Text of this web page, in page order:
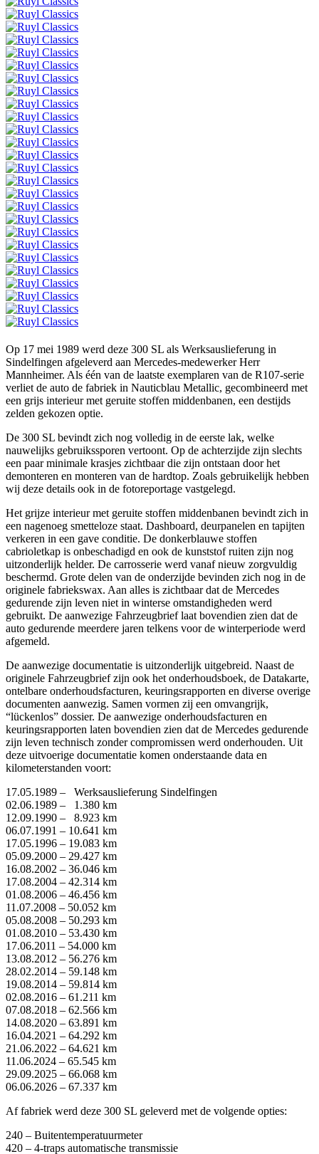
Op 17 mei 1989 werd deze 300 SL als Werksauslieferung in
Sindelfingen afgeleverd aan Mercedes-medewerker Herr
Mannheimer. Als één van de laatste exemplaren van de R107-serie
verliet de auto de fabriek in Nauticblau Metallic, gecombineerd met
een grijs interieur met geruite stoffen middenbanen, een destijds
zelden gekozen optie.
De 300 SL bevindt zich nog volledig in de eerste lak, welke
nauwelijks gebruikssporen vertoont. Op de achterzijde zijn slechts
een paar minimale krasjes zichtbaar die zijn ontstaan door het
demonteren en monteren van de hardtop. Zoals gebruikelijk hebben
wij deze details ook in de fotoreportage vastgelegd.
Het grijze interieur met geruite stoffen middenbanen bevindt zich in
een nagenoeg smetteloze staat. Dashboard, deurpanelen en tapijten
verkeren in een gave conditie. De donkerblauwe stoffen
cabrioletkap is onbeschadigd en ook de kunststof ruiten zijn nog
uitzonderlijk helder. De carrosserie werd vanaf nieuw zorgvuldig
beschermd. Grote delen van de onderzijde bevinden zich nog in de
originele fabriekswax. Aan alles is zichtbaar dat de Mercedes
gedurende zijn leven niet in winterse omstandigheden werd
gebruikt. De aanwezige Fahrzeugbrief laat bovendien zien dat de
auto gedurende meerdere jaren telkens voor de winterperiode werd
afgemeld.
De aanwezige documentatie is uitzonderlijk uitgebreid. Naast de
originele Fahrzeugbrief zijn ook het onderhoudsboek, de Datakarte,
ontelbare onderhoudsfacturen, keuringsrapporten en diverse overige
documenten aanwezig. Samen vormen zij een omvangrijk,
“lückenlos” dossier. De aanwezige onderhoudsfacturen en
keuringsrapporten laten bovendien zien dat de Mercedes gedurende
zijn leven technisch zonder compromissen werd onderhouden. Uit
deze uitvoerige documentatie komen onderstaande data en
kilometerstanden voort:
17.05.1989 – Werksauslieferung Sindelfingen
02.06.1989 – 1.380 km
12.09.1990 – 8.923 km
06.07.1991 – 10.641 km
17.05.1996 – 19.083 km
05.09.2000 – 29.427 km
16.08.2002 – 36.046 km
17.08.2004 – 42.314 km
01.08.2006 – 46.456 km
11.07.2008 – 50.052 km
05.08.2008 – 50.293 km
01.08.2010 – 53.430 km
17.06.2011 – 54.000 km
13.08.2012 – 56.276 km
28.02.2014 – 59.148 km
19.08.2014 – 59.814 km
02.08.2016 – 61.211 km
07.08.2018 – 62.566 km
14.08.2020 – 63.891 km
16.04.2021 – 64.292 km
21.06.2022 – 64.621 km
11.06.2024 – 65.545 km
29.09.2025 – 66.068 km
06.06.2026 – 67.337 km
Af fabriek werd deze 300 SL geleverd met de volgende opties:
240 – Buitentemperatuurmeter
420 – 4-traps automatische transmissie